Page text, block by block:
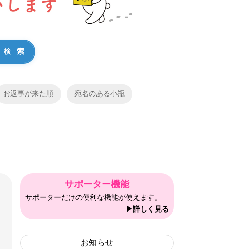
お返事が来た順 宛名のある小瓶
サポーター機能
サポーターだけの便利な機能が使えます。
▶詳しく見る
お知らせ